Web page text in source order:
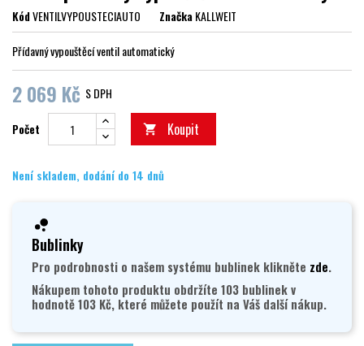
KódVENTILVYPOUSTECIAUTO ZnačkaKALLWEIT
Přídavný vypouštěcí ventil automatický
2 069 Kč S DPH
Počet  Koupit
Není skladem, dodání do 14 dnů
Bublinky
Pro podrobnosti o našem systému bublinek klikněte zde.
Nákupem tohoto produktu obdržíte 103 bublinek v
hodnotě 103 Kč, které můžete použít na Váš další nákup.